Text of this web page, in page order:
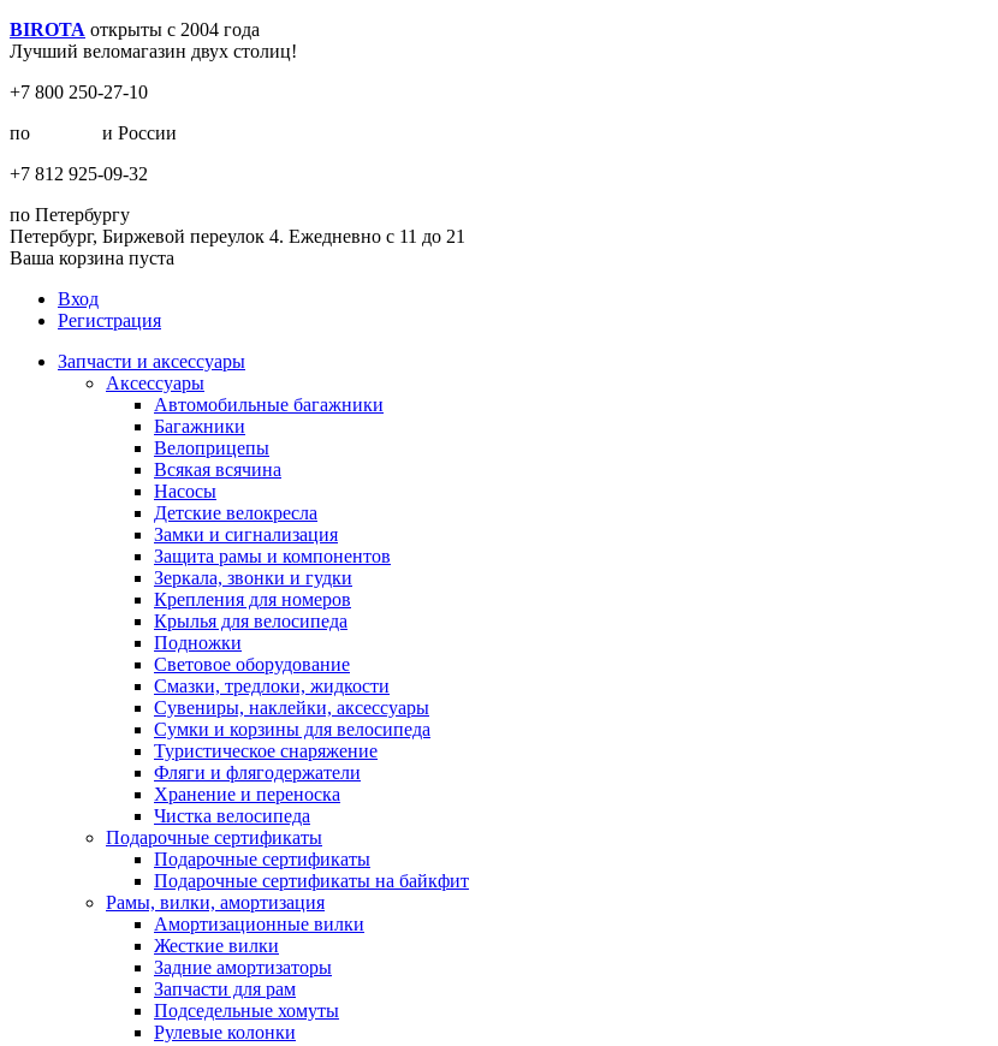
BIROTA открыты с 2004 года
Лучший веломагазин двух столиц!
+7 800 250-27-10
по
и России
+7 812 925-09-32
по Петербургу
Петербург, Биржевой переулок 4. Ежедневно с 11 до 21
Ваша корзина пуста
Вход
Регистрация
Запчасти и аксессуары
Аксессуары
Автомобильные багажники
Багажники
Велоприцепы
Всякая всячина
Насосы
Детские велокресла
Замки и сигнализация
Защита рамы и компонентов
Зеркала, звонки и гудки
Крепления для номеров
Крылья для велосипеда
Подножки
Световое оборудование
Смазки, тредлоки, жидкости
Сувениры, наклейки, аксессуары
Сумки и корзины для велосипеда
Туристическое снаряжение
Фляги и флягодержатели
Хранение и переноска
Чистка велосипеда
Подарочные сертификаты
Подарочные сертификаты
Подарочные сертификаты на байкфит
Рамы, вилки, амортизация
Амортизационные вилки
Жесткие вилки
Задние амортизаторы
Запчасти для рам
Подседельные хомуты
Рулевые колонки